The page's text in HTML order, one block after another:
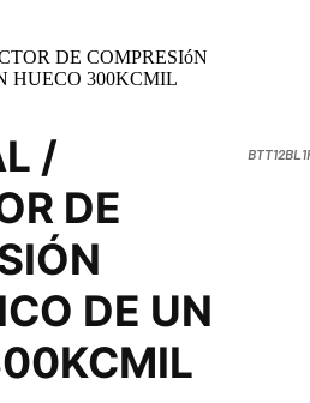
DE COMPRESIóN
HUECO 300KCMIL
/
DE
DE UN